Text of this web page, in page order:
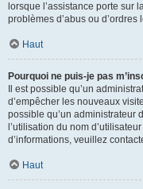
lorsque l’assistance porte sur
problèmes d’abus ou
Haut
Pourquoi ne puis-je pas
Il est possible qu’un
d’empêcher les nouveaux
possible qu’un administrateur
l’utilisation du nom
d’informations, veuillez
Haut